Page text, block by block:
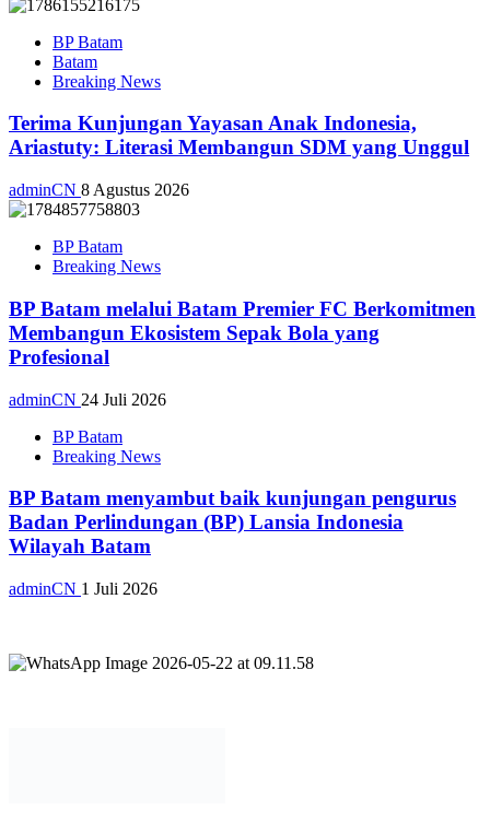
BP Batam
Batam
Breaking News
Terima Kunjungan Yayasan Anak Indonesia,
Ariastuty: Literasi Membangun SDM yang Unggul
adminCN 8 Agustus 2026
BP Batam
Breaking News
BP Batam melalui Batam Premier FC Berkomitmen
Membangun Ekosistem Sepak Bola yang
Profesional
adminCN 24 Juli 2026
BP Batam
Breaking News
BP Batam menyambut baik kunjungan pengurus
Badan Perlindungan (BP) Lansia Indonesia
Wilayah Batam
adminCN 1 Juli 2026